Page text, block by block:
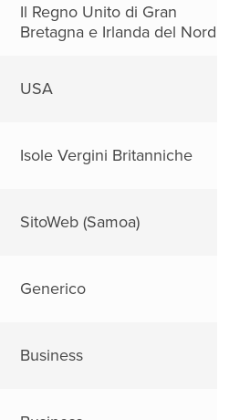
Il Regno Unito di Gran
Bretagna e Irlanda del Nord
USA
Isole Vergini Britanniche
SitoWeb (Samoa)
Generico
Business